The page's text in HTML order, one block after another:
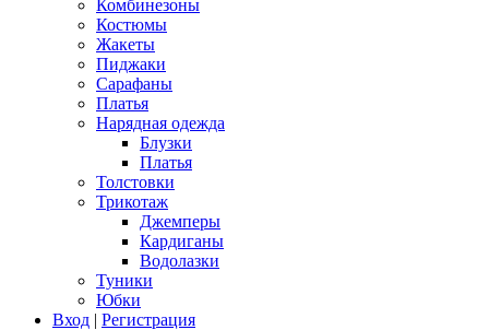
Комбинезоны
Костюмы
Жакеты
Пиджаки
Сарафаны
Платья
Нарядная одежда
Блузки
Платья
Толстовки
Трикотаж
Джемперы
Кардиганы
Водолазки
Туники
Юбки
Вход | Регистрация